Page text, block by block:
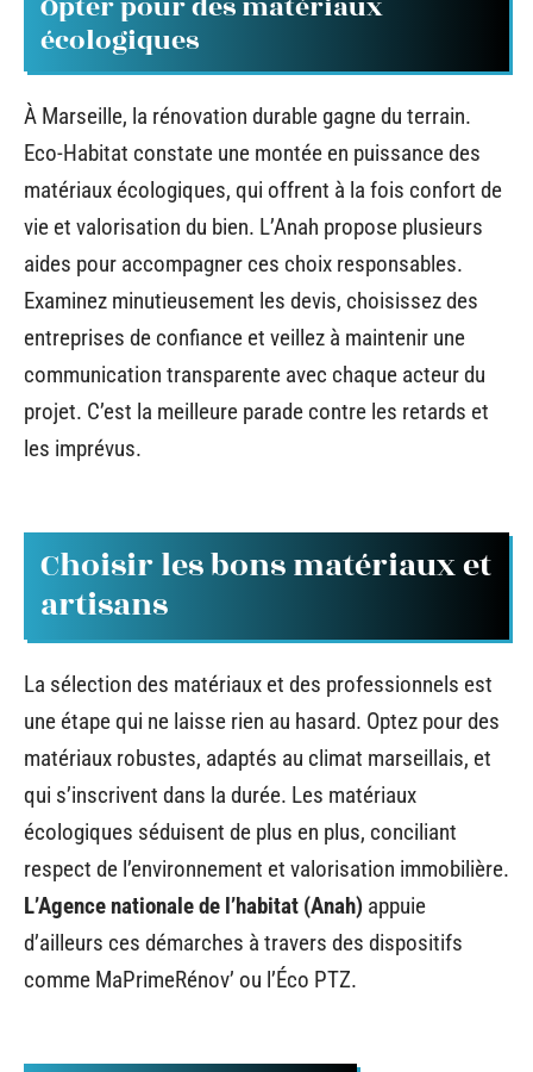
écologiques
À Marseille, la rénovation durable gagne du terrain.
Eco-Habitat constate une montée en puissance des
matériaux écologiques, qui offrent à la fois confort de
vie et valorisation du bien. L’Anah propose plusieurs
aides pour accompagner ces choix responsables.
Examinez minutieusement les devis, choisissez des
entreprises de confiance et veillez à maintenir une
communication transparente avec chaque acteur du
projet. C’est la meilleure parade contre les retards et
les imprévus.
Choisir les bons matériaux et
artisans
La sélection des matériaux et des professionnels est
une étape qui ne laisse rien au hasard. Optez pour des
matériaux robustes, adaptés au climat marseillais, et
qui s’inscrivent dans la durée. Les matériaux
écologiques séduisent de plus en plus, conciliant
respect de l’environnement et valorisation immobilière.
L’Agence nationale de l’habitat (Anah) appuie
d’ailleurs ces démarches à travers des dispositifs
comme MaPrimeRénov’ ou l’Éco PTZ.